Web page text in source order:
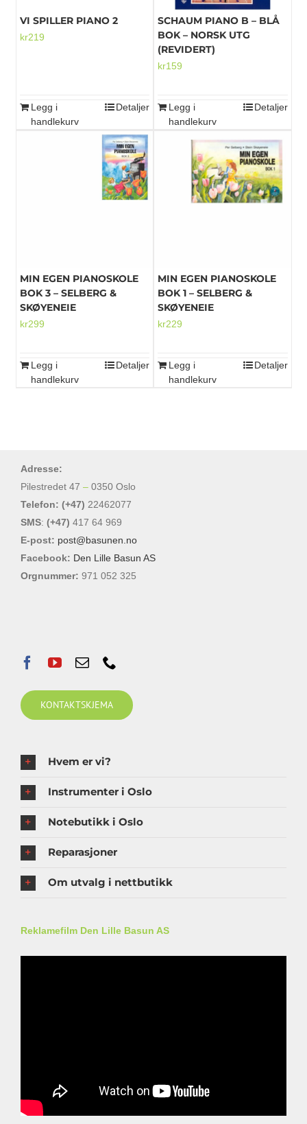
VI SPILLER PIANO 2
kr219
Legg i
handlekurv
Detaljer
SCHAUM PIANO B – BLÅ
BOK – NORSK UTG
(REVIDERT)
kr159
Legg i
handlekurv
Detaljer
MIN EGEN PIANOSKOLE
BOK 3 – SELBERG &
SKØYENEIE
kr299
Legg i
handlekurv
Detaljer
MIN EGEN PIANOSKOLE
BOK 1 – SELBERG &
SKØYENEIE
kr229
Legg i
handlekurv
Detaljer
Adresse:
Pilestredet 47 – 0350 Oslo
Telefon: (+47) 22462077
SMS: (+47) 417 64 969
E-post: post@basunen.no
Facebook: Den Lille Basun AS
Orgnummer: 971 052 325
KONTAKTSKJEMA
Hvem er vi?
Instrumenter i Oslo
Notebutikk i Oslo
Reparasjoner
Om utvalg i nettbutikk
Reklamefilm Den Lille Basun AS